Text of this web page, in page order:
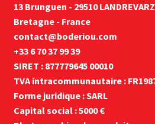
13 Brunguen - 29510
Bretagne - France
contact@boderiou.com
+33 6 70 37 99 39
SIRET : 877779645 00010
TVA intracommunautaire :
Forme juridique : SARL
Capital social : 5000 €